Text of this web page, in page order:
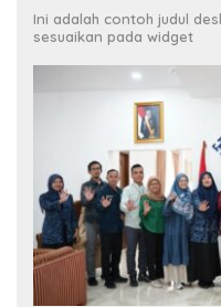
Ini adalah contoh judul
sesuaikan pada widget